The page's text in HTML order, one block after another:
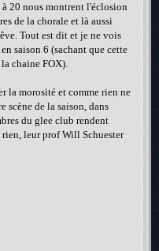
20 nous montrent l'éclosion
de la chorale et là aussi
Tout est dit et je ne vois
saison 6 (sachant que cette
chaine FOX).
la morosité et comme rien ne
scène de la saison, dans
du glee club rendent
leur prof Will Schuester